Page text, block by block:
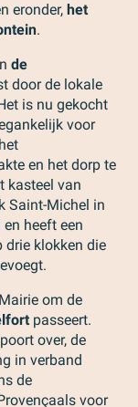
eronder, het
.
de
door de lokale
is nu gekocht
voor
en het dorp te
kasteel van
Saint-Michel in
heeft een
drie klokken die
om de
passeert.
over, de
in verband
de
voor